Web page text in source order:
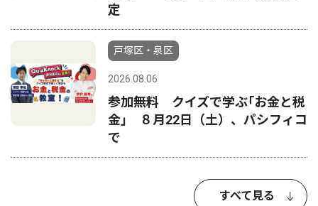
定
戸塚区・泉区
2026.08.06
参加無料 クイズで学ぶ｢お金と税
金｣ ８月22日（土）、パシフィコ
で
すべて見る